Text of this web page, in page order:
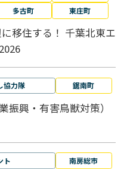
多古町 東庄町
移住する！ 千葉北東エ
協力隊 鋸南町
振興・有害鳥獣対策）
ト 南房総市